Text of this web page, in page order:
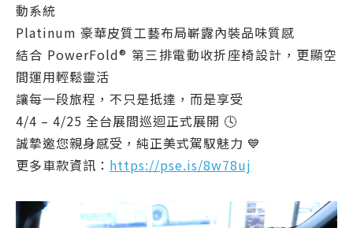
動系統
Platinum 豪華皮質工藝布局嶄露內裝品味質感
結合 PowerFold® 第三排電動收折座椅設計，更顯空
間運用輕鬆靈活
讓每一段旅程，不只是抵達，而是享受
4/4 – 4/25 全台展間巡迴正式展開 🕓
誠摯邀您親身感受，純正美式駕馭魅力 💙
更多車款資訊： https://pse.is/8w78uj